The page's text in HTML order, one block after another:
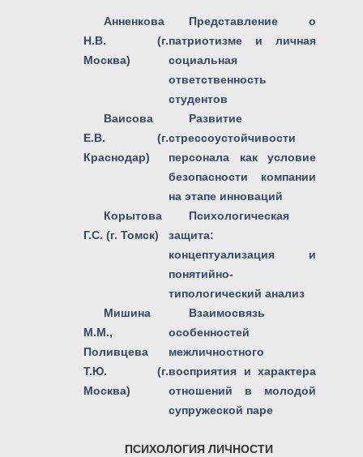
Анненкова
Н.В. (г.
Москва)
Представление о
патриотизме и личная
социальная
ответственность
студентов
Ваисова
Е.В. (г.
Краснодар)
Развитие
стрессоустойчивости
персонала как условие
безопасности компании
на этапе инноваций
Корытова
Г.С. (г. Томск)
Психологическая
защита:
концептуализация и
понятийно-
типологический анализ
Мишина
М.М.,
Поливцева
Т.Ю. (г.
Москва)
Взаимосвязь
особенностей
межличностного
восприятия и характера
отношений в молодой
супружеской паре
ПСИХОЛОГИЯ ЛИЧНОСТИ